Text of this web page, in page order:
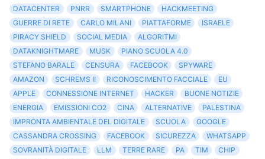
DATACENTER
PNRR SMARTPHONE
HACKMEETING
GUERRE DI RETE
CARLO MILANI PIATTAFORME
ISRAELE
PIRACY SHIELD
SOCIAL MEDIA
ALGORITMI
DATAKNIGHTMARE
MUSK
PIANO SCUOLA 4.0
STEFANO BARALE
CENSURA FACEBOOK
SPYWARE
AMAZON
SCHREMS II RICONOSCIMENTO FACCIALE
EU
APPLE
CONNESSIONE INTERNET HACKER
BUONE NOTIZIE
ENERGIA
EMISSIONI CO2 CINA ALTERNATIVE
PALESTINA
IMPRONTA AMBIENTALE DEL DIGITALE
SCUOLA
GOOGLE
CASSANDRA CROSSING
FACEBOOK SICUREZZA
WHATSAPP
SOVRANITÀ DIGITALE
LLM TERRE RARE PA TIM
CHIP